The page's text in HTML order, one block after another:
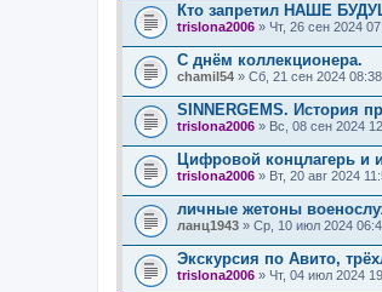
Кто запретил НАШЕ
trislona2006 » Чт, 26 сен 2024
С днём коллекционера.
chamil54 » Сб, 21 сен 2024
SINNERGEMS. История
trislona2006 » Вс, 08 сен 2024
Цифровой концлагерь и
trislona2006 » Вт, 20 авг 2024
личные жетоны
ланц1943 » Ср, 10 июл 2024
Экскурсия по Авито,
trislona2006 » Чт, 04 июл 2024